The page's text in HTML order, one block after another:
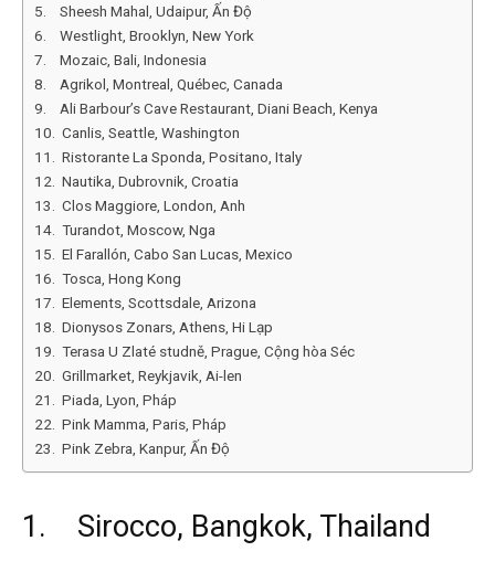
5. Sheesh Mahal, Udaipur, Ấn Độ
6. Westlight, Brooklyn, New York
7. Mozaic, Bali, Indonesia
8. Agrikol, Montreal, Québec, Canada
9. Ali Barbour’s Cave Restaurant, Diani Beach, Kenya
10. Canlis, Seattle, Washington
11. Ristorante La Sponda, Positano, Italy
12. Nautika, Dubrovnik, Croatia
13. Clos Maggiore, London, Anh
14. Turandot, Moscow, Nga
15. El Farallón, Cabo San Lucas, Mexico
16. Tosca, Hong Kong
17. Elements, Scottsdale, Arizona
18. Dionysos Zonars, Athens, Hi Lạp
19. Terasa U Zlaté studně, Prague, Cộng hòa Séc
20. Grillmarket, Reykjavik, Ai-len
21. Piada, Lyon, Pháp
22. Pink Mamma, Paris, Pháp
23. Pink Zebra, Kanpur, Ấn Độ
1. Sirocco, Bangkok, Thailand